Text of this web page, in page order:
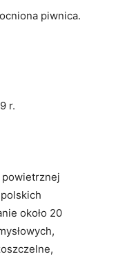
piwnica.
r.
około 20